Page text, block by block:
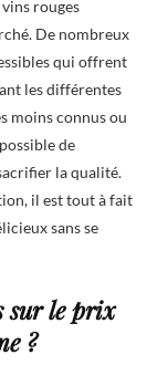
rouges
De nombreux
qui offrent
les différentes
moins connus ou
de
la qualité.
il est tout à fait
sans se
sur le prix
?